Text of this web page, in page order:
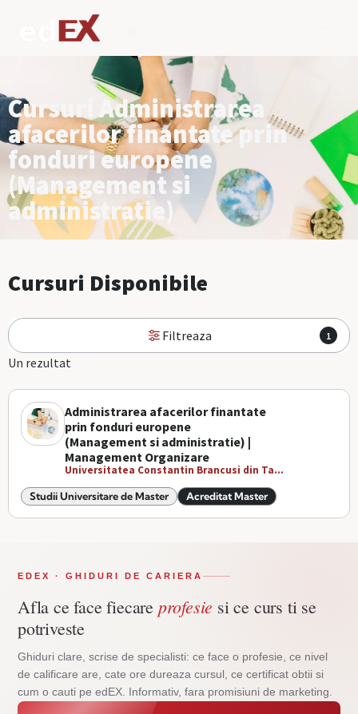
Cursuri Administrarea
afacerilor finantate prin
fonduri europene
(Management si
administratie)
Cursuri Disponibile
Filtreaza 1
Un rezultat
Administrarea afacerilor finantate
prin fonduri europene
(Management si administratie) |
Management Organizare
Universitatea Constantin Brancusi din Ta...
Studii Universitare de Master Acreditat Master
EDEX · GHIDURI DE CARIERA
Afla ce face fiecare profesie si ce curs ti se
potriveste
Ghiduri clare, scrise de specialisti: ce face o profesie, ce nivel
de calificare are, cate ore dureaza cursul, ce certificat obtii si
cum o cauti pe edEX. Informativ, fara promisiuni de marketing.